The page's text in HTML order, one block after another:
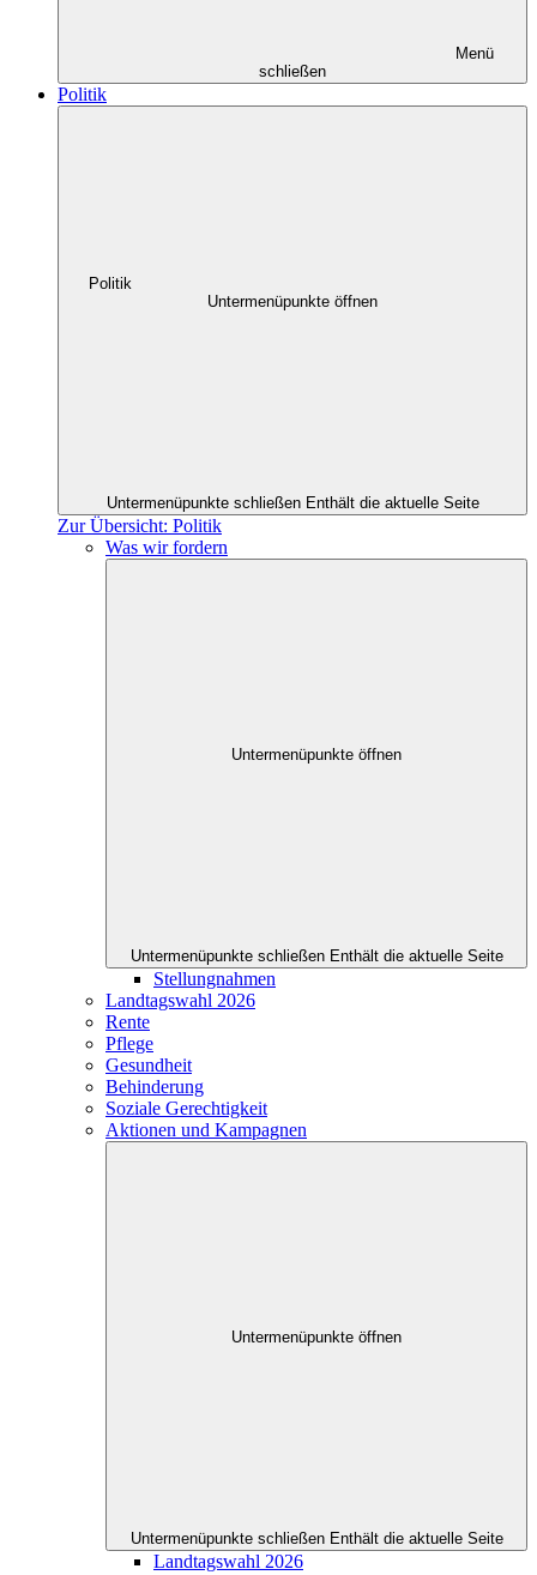
Menü
schließen
Politik
Politik
Untermenüpunkte öffnen
Untermenüpunkte schließen Enthält die aktuelle Seite
Zur Übersicht: Politik
Was wir fordern
Untermenüpunkte öffnen
Untermenüpunkte schließen Enthält die aktuelle Seite
Stellungnahmen
Landtagswahl 2026
Rente
Pflege
Gesundheit
Behinderung
Soziale Gerechtigkeit
Aktionen und Kampagnen
Untermenüpunkte öffnen
Untermenüpunkte schließen Enthält die aktuelle Seite
Landtagswahl 2026